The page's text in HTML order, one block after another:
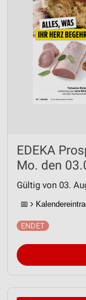
EDEKA
Mo. den
Gültig von 03.
📅